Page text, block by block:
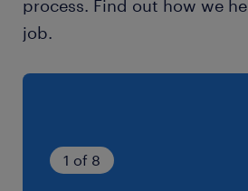
給与
年収1,170 ～ 2,400万円
雇用期間
期間の定めなし
process. Find out how we
job.
1 of 8